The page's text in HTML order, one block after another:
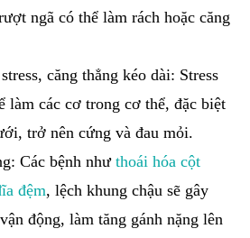
ngã có thể làm rách hoặc căng
căng thẳng kéo dài: Stress
làm các cơ trong cơ thể, đặc biệt
trở nên cứng và đau mỏi.
Các bệnh như thoái hóa cột
đệm, lệch khung chậu sẽ gây
động, làm tăng gánh nặng lên